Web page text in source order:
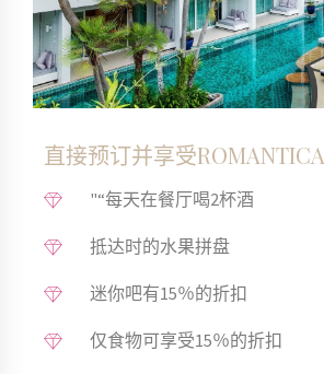
直接预订并享受
"“每天在餐厅喝2杯酒
抵达时的水果拼盘
迷你吧有15％的折扣
仅食物可享受15％的折扣